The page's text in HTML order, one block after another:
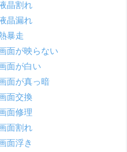
晶割れ
晶漏れ
暴走
面が映らない
面が白い
面が真っ暗
面交換
面修理
面割れ
面浮き